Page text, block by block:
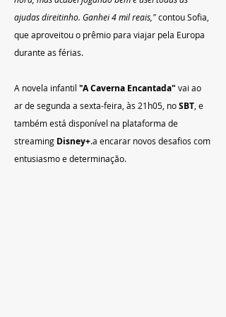
ajudas direitinho. Ganhei 4 mil reais," contou Sofia,
que aproveitou o prêmio para viajar pela Europa
durante as férias.
A novela infantil "A Caverna Encantada" vai ao
ar de segunda a sexta-feira, às 21h05, no SBT , e
também está disponível na plataforma de
streaming Disney+.a encarar novos desafios com
entusiasmo e determinação.